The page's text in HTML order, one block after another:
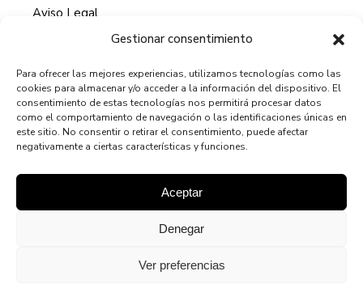
Gestionar consentimiento
Para ofrecer las mejores experiencias, utilizamos tecnologías como las
cookies para almacenar y/o acceder a la información del dispositivo. El
consentimiento de estas tecnologías nos permitirá procesar datos
como el comportamiento de navegación o las identificaciones únicas en
este sitio. No consentir o retirar el consentimiento, puede afectar
negativamente a ciertas características y funciones.
Aceptar
Denegar
Ver preferencias
Aviso Legal
HORARIO DE ATENCION AL CLIENTE
9:00 - 13:00